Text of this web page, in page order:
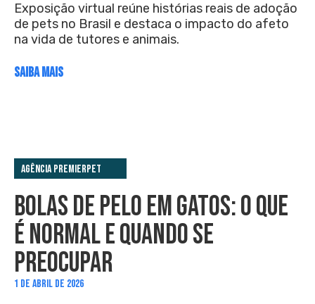
Exposição virtual reúne histórias reais de adoção
de pets no Brasil e destaca o impacto do afeto
na vida de tutores e animais.
SAIBA MAIS
Agência PremieRpet
BOLAS DE PELO EM GATOS: O QUE
É NORMAL E QUANDO SE
PREOCUPAR
1 DE ABRIL DE 2026